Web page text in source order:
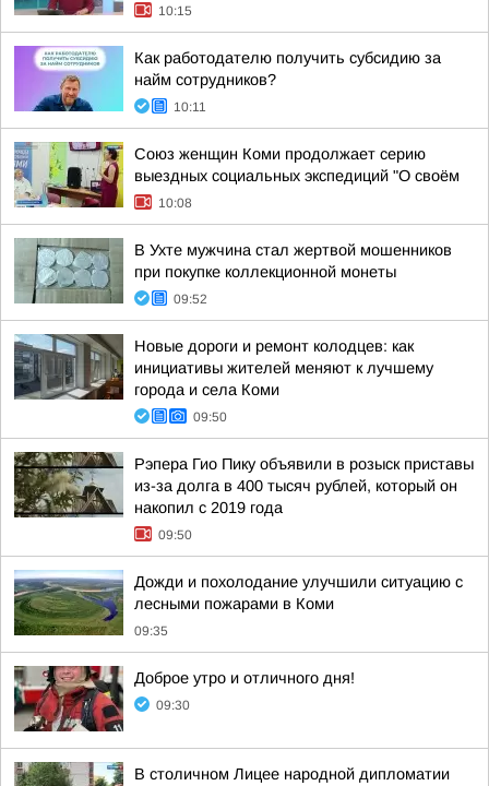
10:15
Как работодателю получить субсидию за
найм сотрудников?
10:11
Союз женщин Коми продолжает серию
выездных социальных экспедиций "О своём
10:08
В Ухте мужчина стал жертвой мошенников
при покупке коллекционной монеты
09:52
Новые дороги и ремонт колодцев: как
инициативы жителей меняют к лучшему
города и села Коми
09:50
Рэпера Гио Пику объявили в розыск приставы
из-за долга в 400 тысяч рублей, который он
накопил с 2019 года
09:50
Дожди и похолодание улучшили ситуацию с
лесными пожарами в Коми
09:35
Доброе утро и отличного дня!
09:30
В столичном Лицее народной дипломатии